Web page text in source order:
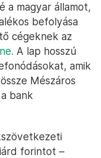
a magyar államot,
befolyása
cégeknek az
A lap hosszú
amik
Mészáros
bank
forintot –